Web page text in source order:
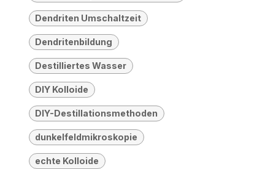
Dendriten Umschaltzeit
Dendritenbildung
Destilliertes Wasser
DIY Kolloide
DIY-Destillationsmethoden
dunkelfeldmikroskopie
echte Kolloide